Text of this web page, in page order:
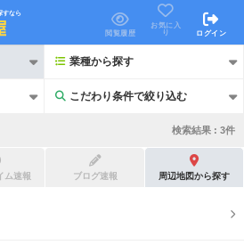
すなら
閲覧履歴
お気に入
り
ログイン
業種から探す
こだわり条件で絞り込む
こだわり条件で絞り込む
検索結果 : 3件
ム速報 ブログ速報 周辺地図から探す